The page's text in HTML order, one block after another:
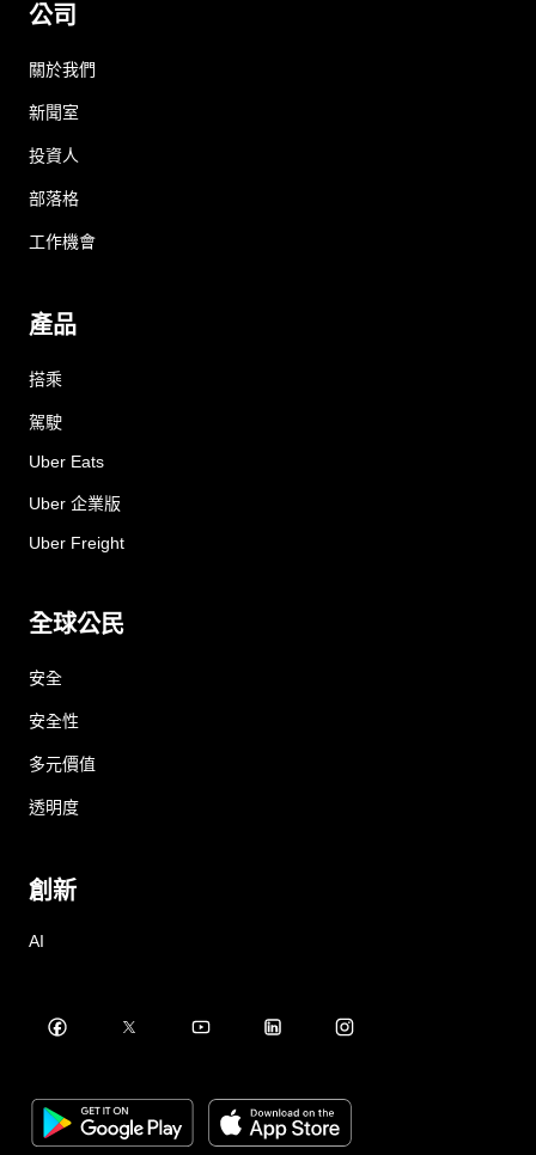
公司
關於我們
新聞室
投資人
部落格
工作機會
產品
搭乘
駕駛
Uber Eats
Uber 企業版
Uber Freight
全球公民
安全
安全性
多元價值
透明度
創新
AI